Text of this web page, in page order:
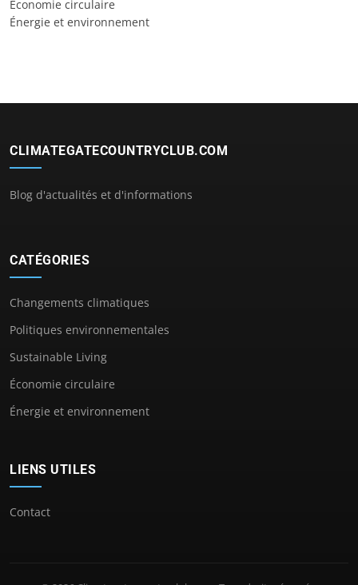
Économie circulaire
Énergie et environnement
CLIMATEGATECOUNTRYCLUB.COM
Blog d'actualités et d'informations
CATÉGORIES
Changements climatiques
Politiques environnementales
Sustainable Living
Économie circulaire
Énergie et environnement
LIENS UTILES
Contact